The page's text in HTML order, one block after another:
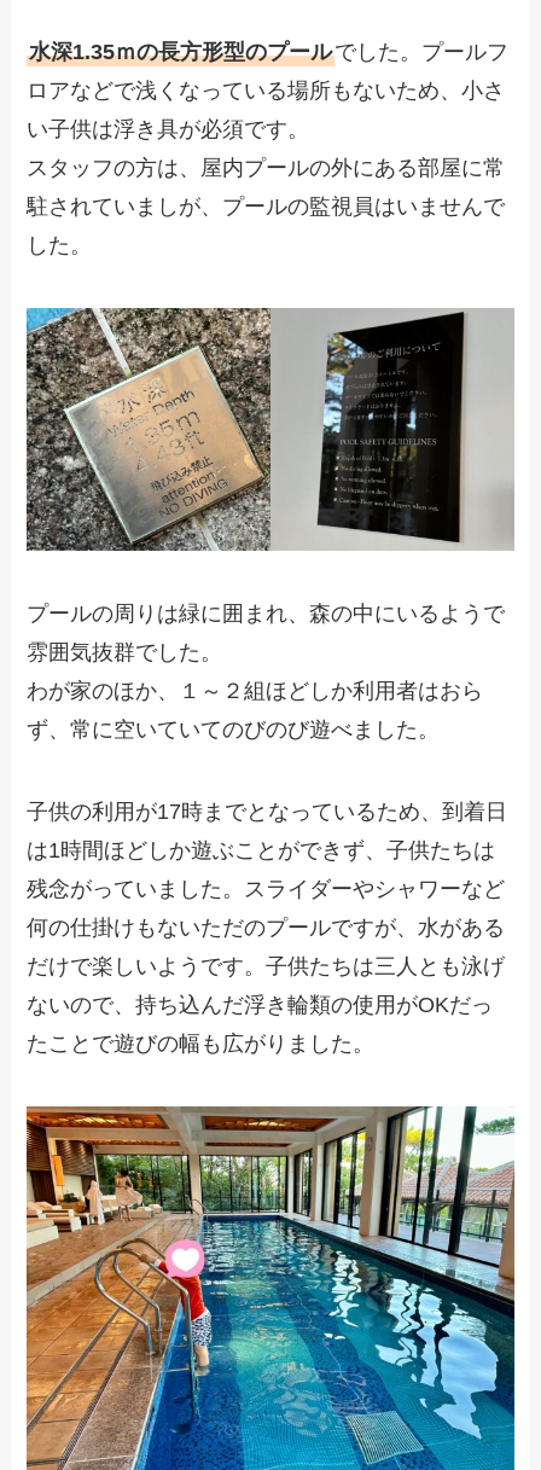
水深1.35ｍの長方形型のプールでした。プールフ
ロアなどで浅くなっている場所もないため、小さ
い子供は浮き具が必須です。
スタッフの方は、屋内プールの外にある部屋に常
駐されていましが、プールの監視員はいませんで
した。
プールの周りは緑に囲まれ、森の中にいるようで
雰囲気抜群でした。
わが家のほか、１～２組ほどしか利用者はおら
ず、常に空いていてのびのび遊べました。
子供の利用が17時までとなっているため、到着日
は1時間ほどしか遊ぶことができず、子供たちは
残念がっていました。スライダーやシャワーなど
何の仕掛けもないただのプールですが、水がある
だけで楽しいようです。子供たちは三人とも泳げ
ないので、持ち込んだ浮き輪類の使用がOKだっ
たことで遊びの幅も広がりました。